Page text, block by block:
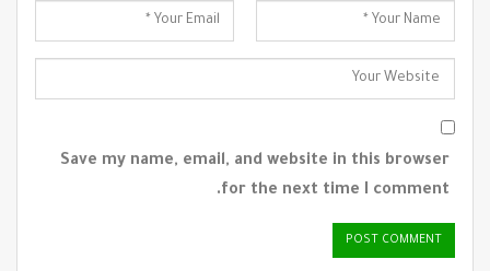
Save my name, email, and website in this browser
for the next time I comment.